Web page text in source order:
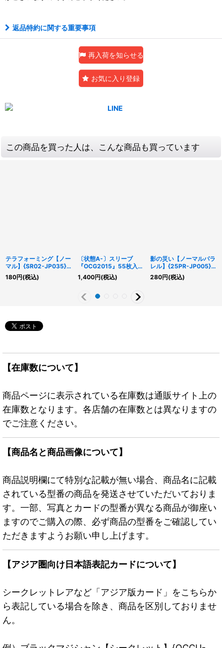
返品特約に関する重要事項
再入荷を知らせる
お気に入り登録
この商品を買った人は、こんな商品も買っています
テラフォーミング【ノー
マル】{SR02-JP035}
《魔法》
180円(税込)
〔状態A-〕スリーブ
『OCG2015』55枚入り
【-】{-}《スリーブ》
1,400円(税込)
影の災い【ノーマルパラ
レル】{25PR-JP005}
《罠》
280円(税込)
【在庫数について】
商品ページに表示されている在庫数は通販サイト上の
在庫数となります。各店舗の在庫数とは異なりますの
でご注意ください。
【商品名と商品画像について】
商品説明欄にて特別な記載が無い場合、商品名に記載
されている型番の商品を発送させていただいておりま
す。一部、写真とカードの型番が異なる商品が御座い
ますのでご購入の際、必ず商品の型番をご確認してい
ただきますようお願い申し上げます。
【アジア圏向け日本語表記カードについて】
シークレットレアなど「アジア版カード」をこちらか
ら表記している場合を除き、商品を区別しておりませ
ん。